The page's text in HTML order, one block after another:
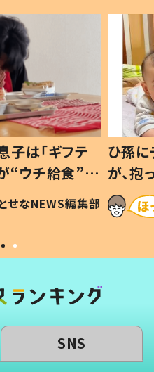
子は「ギフテ
“ウチ給食”を
は #令和の親
せなNEWS編集部
ひ孫
が、
「涙が
い」
SNS